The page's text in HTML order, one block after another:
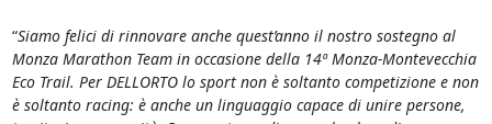
“Siamo felici di rinnovare anche quest’anno il nostro sostegno al
Monza Marathon Team in occasione della 14ª Monza-Montevecchia
Eco Trail. Per DELLORTO lo sport non è soltanto competizione e non
è soltanto racing: è anche un linguaggio capace di unire persone,